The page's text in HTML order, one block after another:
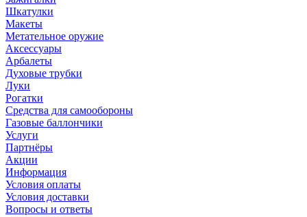
Шкатулки
Макеты
Метательное оружие
Аксессуары
Арбалеты
Духовые трубки
Луки
Рогатки
Средства для самообороны
Газовые баллончики
Услуги
Партнёры
Акции
Информация
Условия оплаты
Условия доставки
Вопросы и ответы